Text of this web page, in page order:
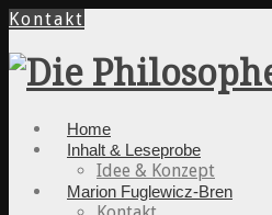
Kontakt
Home
Inhalt & Leseprobe
Idee & Konzept
Marion Fuglewicz-Bren